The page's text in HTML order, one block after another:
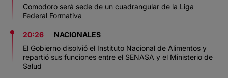
Comodoro será sede de un cuadrangular de la Liga
Federal Formativa
20:26
NACIONALES
El Gobierno disolvió el Instituto Nacional de Alimentos y
repartió sus funciones entre el SENASA y el Ministerio de
Salud